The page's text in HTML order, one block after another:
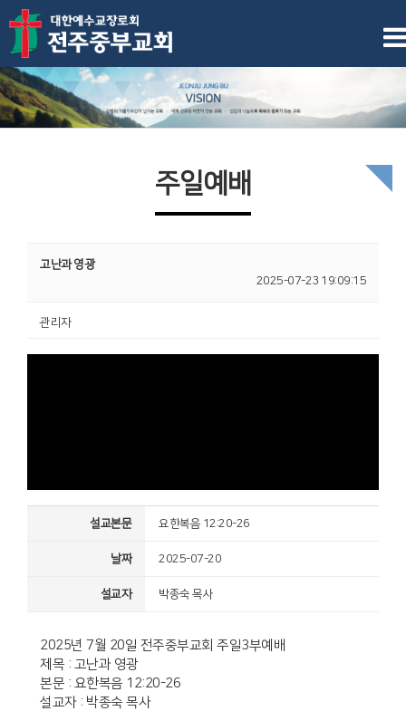
주일예배
고난과 영광
2025-07-23 19:09:15
관리자
설교본문 요한복음 12:20-26
날짜 2025-07-20
설교자 박종숙 목사
2025년 7월 20일 전주중부교회 주일3부예배
제목 : 고난과 영광
본문 : 요한복음 12:20-26
설교자 : 박종숙 목사